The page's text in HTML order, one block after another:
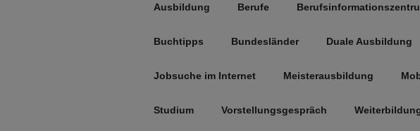
Ausbildung Berufe
Buchtipps Bundesländer Duale Ausbildung
Jobsuche im Internet Meisterausbildung
Studium Vorstellungsgespräch